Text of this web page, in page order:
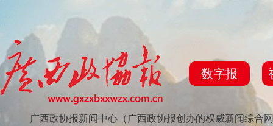
数字报
广西政协报新闻中心（广西政协报创办的权威新闻综合